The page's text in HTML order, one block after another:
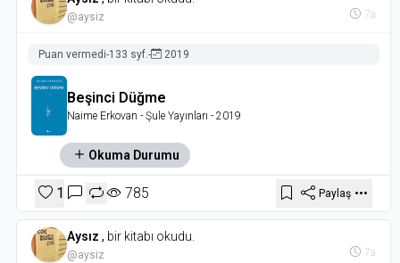
@aysiz 7a
Puan vermedi-133 syf.- 2019
Beşinci Düğme
Naime Erkovan - Şule Yayınları - 2019
Okuma Durumu
1 785 Paylaş
Aysız , bir kitabı okudu.
@aysiz 7a